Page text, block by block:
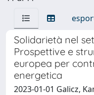
Solidarietà nel
Prospettive e
europea per
energetica
2023-01-01 Galicz,